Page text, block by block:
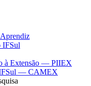
IFSul
à Extensão — PIIEX
IFSul — CAMEX